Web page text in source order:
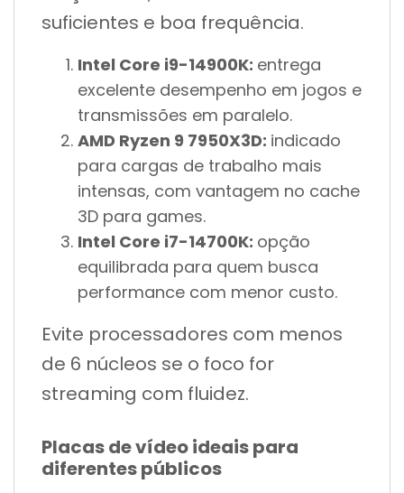
suficientes e boa frequência.
Intel Core i9-14900K: entrega
excelente desempenho em jogos e
transmissões em paralelo.
AMD Ryzen 9 7950X3D: indicado
para cargas de trabalho mais
intensas, com vantagem no cache
3D para games.
Intel Core i7-14700K: opção
equilibrada para quem busca
performance com menor custo.
Evite processadores com menos
de 6 núcleos se o foco for
streaming com fluidez.
Placas de vídeo ideais para
diferentes públicos